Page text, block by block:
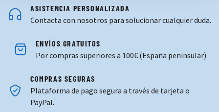
ASISTENCIA PERSONALIZADA
Contacta con nosotros para solucionar cualquier duda.
ENVÍOS GRATUITOS
Por compras superiores a 100€ (España peninsular)
COMPRAS SEGURAS
Plataforma de pago segura a través de tarjeta o
PayPal.